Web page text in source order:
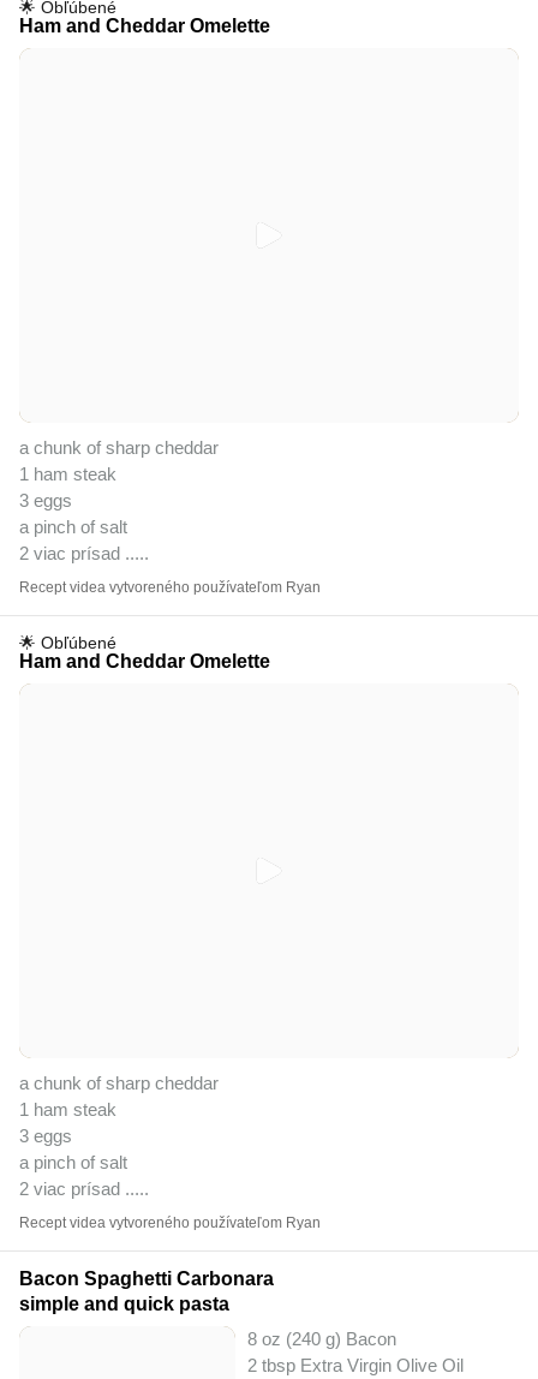
🌟 Obľúbené
Ham and Cheddar Omelette
a chunk of sharp cheddar
1 ham steak
3 eggs
a pinch of salt
2 viac prísad .....
Recept videa vytvoreného používateľom Ryan
🌟 Obľúbené
Ham and Cheddar Omelette
a chunk of sharp cheddar
1 ham steak
3 eggs
a pinch of salt
2 viac prísad .....
Recept videa vytvoreného používateľom Ryan
Bacon Spaghetti Carbonara
simple and quick pasta
8 oz (240 g) Bacon
2 tbsp Extra Virgin Olive Oil